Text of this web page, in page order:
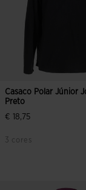
Casaco Polar Júnior
Preto
€ 18,75
3 cores